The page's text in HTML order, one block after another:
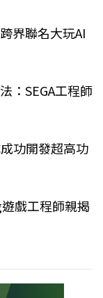
界聯名大玩AI
：SEGA工程師
功開發超高功
戲工程師親揭